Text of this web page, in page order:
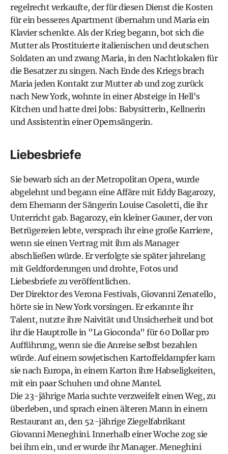
regelrecht verkaufte, der für diesen Dienst die Kosten
für ein besseres Apartment übernahm und Maria ein
Klavier schenkte. Als der Krieg begann, bot sich die
Mutter als Prostituierte italienischen und deutschen
Soldaten an und zwang Maria, in den Nachtlokalen für
die Besatzer zu singen. Nach Ende des Kriegs brach
Maria jeden Kontakt zur Mutter ab und zog zurück
nach New York, wohnte in einer Absteige in Hell's
Kitchen und hatte drei Jobs: Babysitterin, Kellnerin
und Assistentin einer Opernsängerin.
Liebesbriefe
Sie bewarb sich an der Metropolitan Opera, wurde
abgelehnt und begann eine Affäre mit Eddy Bagarozy,
dem Ehemann der Sängerin Louise Casoletti, die ihr
Unterricht gab. Bagarozy, ein kleiner Gauner, der von
Betrügereien lebte, versprach ihr eine große Karriere,
wenn sie einen Vertrag mit ihm als Manager
abschließen würde. Er verfolgte sie später jahrelang
mit Geldforderungen und drohte, Fotos und
Liebesbriefe zu veröffentlichen.
Der Direktor des Verona Festivals, Giovanni Zenatello,
hörte sie in New York vorsingen. Er erkannte ihr
Talent, nutzte ihre Naivität und Unsicherheit und bot
ihr die Hauptrolle in "La Gioconda" für 60 Dollar pro
Aufführung, wenn sie die Anreise selbst bezahlen
würde. Auf einem sowjetischen Kartoffeldampfer kam
sie nach Europa, in einem Karton ihre Habseligkeiten,
mit ein paar Schuhen und ohne Mantel.
Die 23-jährige Maria suchte verzweifelt einen Weg, zu
überleben, und sprach einen älteren Mann in einem
Restaurant an, den 52-jährige Ziegelfabrikant
Giovanni Meneghini. Innerhalb einer Woche zog sie
bei ihm ein, und er wurde ihr Manager. Meneghini